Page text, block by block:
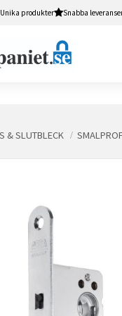
Unika produkter Snabba
& SLUTBLECK